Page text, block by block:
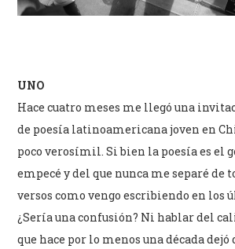
UNO
Hace cuatro meses me llegó una
de poesía latinoamericana joven en
poco verosímil. Si bien la poesía es el
empecé y del que nunca me separé de
versos como vengo escribiendo en los
¿Sería una confusión? Ni hablar del
que hace por lo menos una década